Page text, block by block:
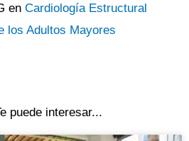
en Cardiología Estructural
los Adultos Mayores
puede interesar...